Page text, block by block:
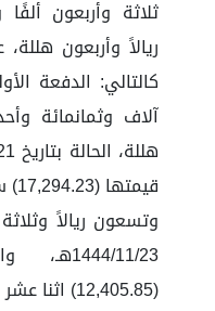
ثلاثة وأربعون
ريالاً وأربعون
آلاف وثمانمائة
وتسعون ريالاً
1444/11/
(12,405.85)